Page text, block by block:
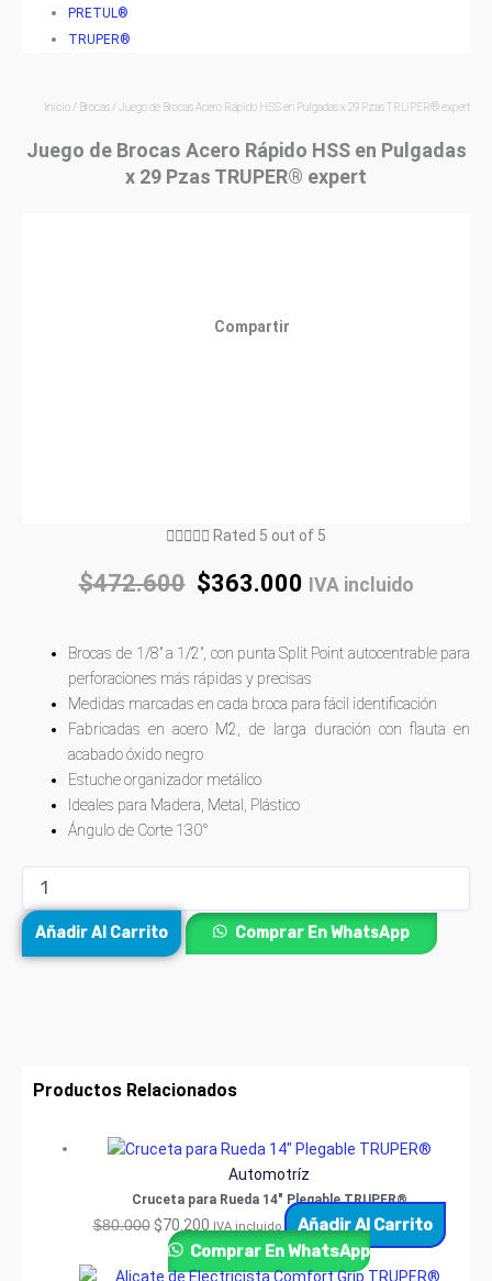
PRETUL®
TRUPER®
Inicio/ Brocas/ Juego de Brocas Acero Rápido HSS en Pulgadas x 29 Pzas TRUPER® expert
Juego de Brocas Acero Rápido HSS en Pulgadas
x 29 Pzas TRUPER® expert
Compartir
 Rated 5 out of 5
$472.600 $363.000 IVA incluido
Brocas de 1/8″ a 1/2″, con punta Split Point autocentrable para
perforaciones más rápidas y precisas
Medidas marcadas en cada broca para fácil identificación
Fabricadas en acero M2, de larga duración con flauta en
acabado óxido negro
Estuche organizador metálico
Ideales para Madera, Metal, Plástico
Ángulo de Corte 130°
Añadir Al Carrito Comprar En WhatsApp
Productos Relacionados
Automotríz
Cruceta para Rueda 14″ Plegable TRUPER®
$80.000 $70.200 IVA incluido
Añadir Al Carrito
Comprar En WhatsApp